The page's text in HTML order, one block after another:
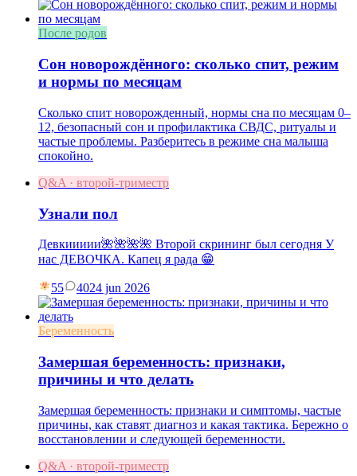
После родов
Сон новорождённого: сколько спит, режим
и нормы по месяцам
Сколько спит новорожденный, нормы сна по месяцам 0–
12, безопасный сон и профилактика СВДС, ритуалы и
частые проблемы. Разберитесь в режиме сна малыша
спокойно.
Q&A · второй-триместр
Узнали пол
Девкиииии🌺🌺🌺🌺 Второй скрининг был сегодня У
нас ДЕВОЧКА. Капец я рада 😁
55 4024 jun 2026
Беременность
Замершая беременность: признаки,
причины и что делать
Замершая беременность: признаки и симптомы, частые
причины, как ставят диагноз и какая тактика. Бережно о
восстановлении и следующей беременности.
Q&A · второй-триместр